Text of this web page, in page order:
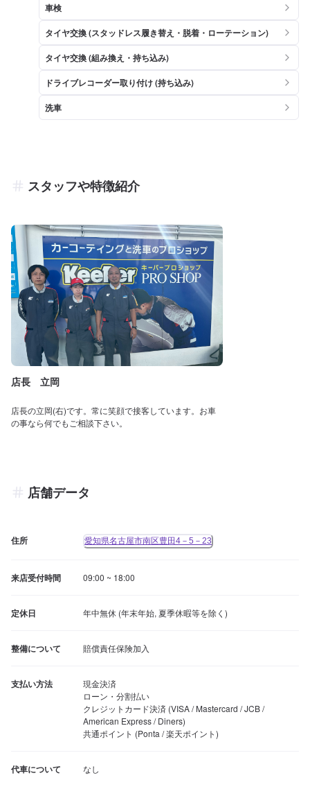
車検
タイヤ交換 (スタッドレス履き替え・脱着・ローテーション)
タイヤ交換 (組み換え・持ち込み)
ドライブレコーダー取り付け (持ち込み)
洗車
スタッフや特徴紹介
店長 立岡
店長の立岡(右)です。常に笑顔で接客しています。お車
の事なら何でもご相談下さい。
店舗データ
住所 愛知県名古屋市南区豊田4－5－23
来店受付時間 09:00 ~ 18:00
定休日 年中無休 (年末年始, 夏季休暇等を除く)
整備について 賠償責任保険加入
支払い方法
現金決済
ローン・分割払い
クレジットカード決済 (VISA / Mastercard / JCB /
American Express / Diners)
共通ポイント (Ponta / 楽天ポイント)
代車について なし